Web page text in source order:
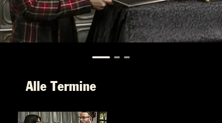
Alle Termine